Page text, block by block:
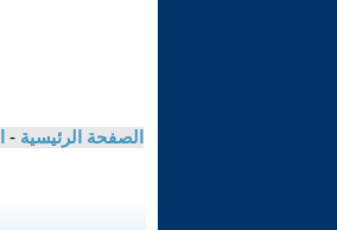
الصفحة الرئيسية -